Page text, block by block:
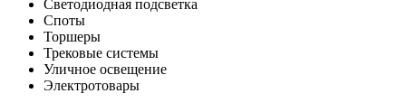
Светодиодная подсветка
Споты
Торшеры
Трековые системы
Уличное освещение
Электротовары